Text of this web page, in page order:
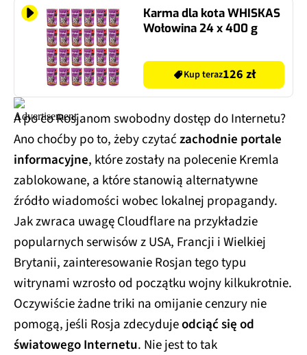
Karma dla kota WHISKAS
Wołowina 24 x 400 g
Kup teraz126 zł
A po co Rosjanom swobodny dostęp do Internetu?
Ano choćby po to, żeby czytaćzachodnie portale
informacyjne, które zostały na polecenie Kremla
zablokowane, a które stanowią alternatywne
źródło wiadomości wobec lokalnej propagandy.
Jak zwraca uwagę Cloudflare na przykładzie
popularnych serwisów z USA, Francji i Wielkiej
Brytanii, zainteresowanie Rosjan tego typu
witrynami wzrosło od początku wojny kilkukrotnie.
Oczywiście żadne triki na omijanie cenzury nie
pomogą, jeśli Rosja zdecydujeodciąć się od
światowego Internetu. Nie jest to tak